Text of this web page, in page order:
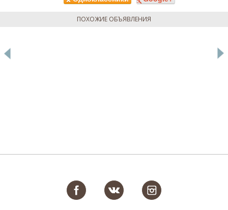
ПОХОЖИЕ ОБЪЯВЛЕНИЯ